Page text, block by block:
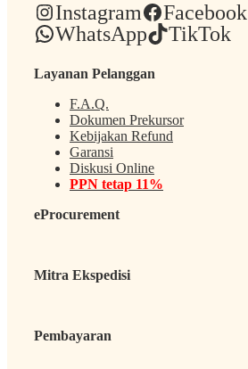
Instagram Facebook
WhatsApp
TikTok
Layanan Pelanggan
F.A.Q.
Dokumen Prekursor
Kebijakan Refund
Garansi
Diskusi Online
PPN tetap 11%
eProcurement
Mitra Ekspedisi
Pembayaran